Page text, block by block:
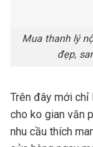
Mua thanh lý
đẹp,
Trên đây mới chỉ
cho ko gian văn
nhu cầu thích